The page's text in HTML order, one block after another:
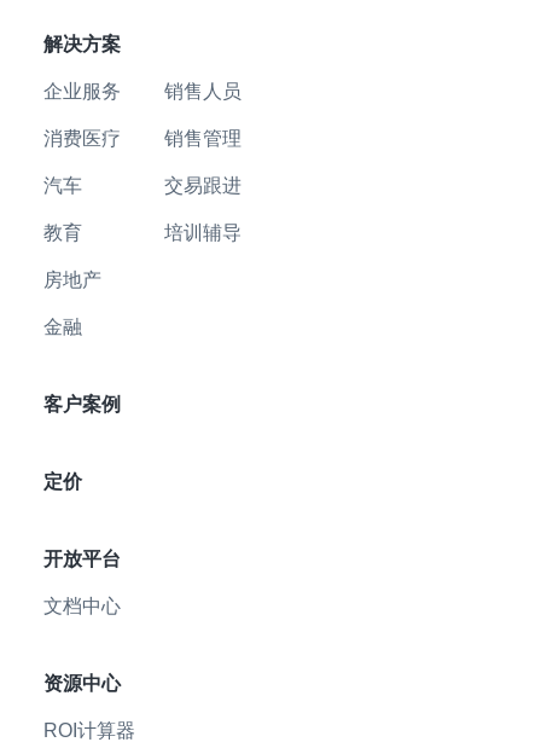
解决方案
企业服务
消费医疗
汽车
教育
房地产
金融
销售人员
销售管理
交易跟进
培训辅导
客户案例
定价
开放平台
文档中心
资源中心
ROI计算器